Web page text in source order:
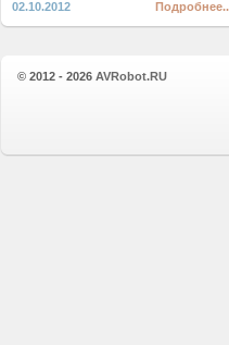
02.10.2012
© 2012 - 2026 AVRobot.RU